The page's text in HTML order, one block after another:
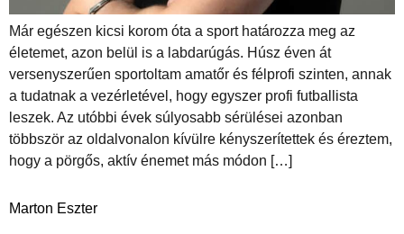
Már egészen kicsi korom óta a sport határozza meg az
életemet, azon belül is a labdarúgás. Húsz éven át
versenyszerűen sportoltam amatőr és félprofi szinten, annak
a tudatnak a vezérletével, hogy egyszer profi futballista
leszek. Az utóbbi évek súlyosabb sérülései azonban
többször az oldalvonalon kívülre kényszerítettek és éreztem,
hogy a pörgős, aktív énemet más módon […]
Marton Eszter